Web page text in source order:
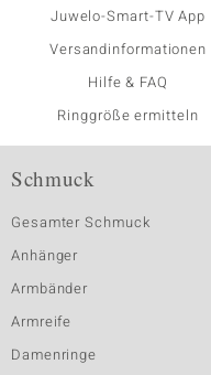
Juwelo-Smart-TV App
Versandinformationen
Hilfe & FAQ
Ringgröße ermitteln
Schmuck
Gesamter Schmuck
Anhänger
Armbänder
Armreife
Damenringe